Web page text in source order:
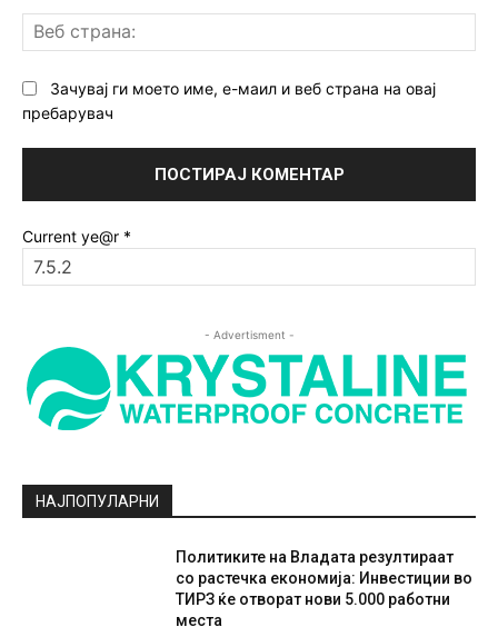
Зачувај ги моето име, е-маил и веб страна на овај
пребарувач
Current ye@r *
- Advertisment -
НАЈПОПУЛАРНИ
Политиките на Владата резултираат
со растечка економија: Инвестиции во
ТИРЗ ќе отворат нови 5.000 работни
места